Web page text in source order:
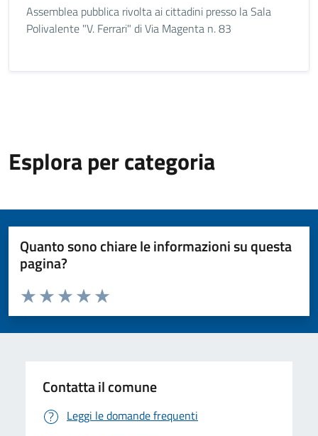
Assemblea pubblica rivolta ai cittadini presso la Sala
Polivalente "V. Ferrari" di Via Magenta n. 83
Esplora per categoria
Quanto sono chiare le informazioni su questa
pagina?
Valuta da 1 a 5 stelle la pagina
Valuta 5 stelle su 5
Valuta 4 stelle su 5
Valuta 3 stelle su 5
Valuta 2 stelle su 5
Valuta 1 stelle su 5
Contatta il comune
Leggi le domande frequenti